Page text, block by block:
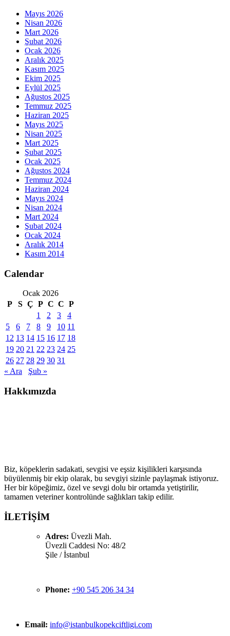
Mayıs 2026
Nisan 2026
Mart 2026
Şubat 2026
Ocak 2026
Aralık 2025
Kasım 2025
Ekim 2025
Eylül 2025
Ağustos 2025
Temmuz 2025
Haziran 2025
Mayıs 2025
Nisan 2025
Mart 2025
Şubat 2025
Ocak 2025
Ağustos 2024
Temmuz 2024
Haziran 2024
Mayıs 2024
Nisan 2024
Mart 2024
Şubat 2024
Ocak 2024
Aralık 2014
Kasım 2014
Calendar
Ocak 2026
P
S Ç P C C P
1
2 3
4
5
6 7 8 9 10 11
12 13 14 15 16 17 18
19 20 21 22 23 24 25
26 27 28 29 30 31
« Ara
Şub »
Hakkımızda
Biz, köpeklerin sadakati, sevgisi ve eşsiz kişilikleri karşısında
büyülenmiş bir ekip olarak, bu sevgiyi sizinle paylaşmak istiyoruz.
Her bir köpeğimiz, özel ve sevgi dolu bir ortamda yetiştirilir,
tamamen veteriner kontrolünde sağlıkları takip edilir.
İLETİŞİM
Adres: Üvezli Mah.
Üvezli Caddesi No: 48/2
Şile / İstanbul
Phone: +90 545 206 34 34
Email: info@istanbulkopekciftligi.com